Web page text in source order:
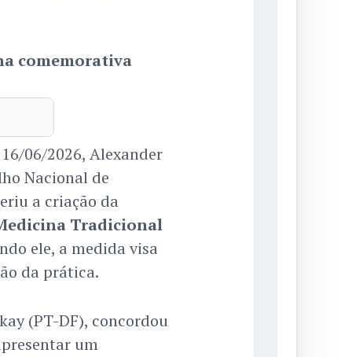
comemorativa
06/2026, Alexander
Nacional de
a criação da
Tradicional
ele, a medida visa
da prática.
(PT-DF), concordou
um